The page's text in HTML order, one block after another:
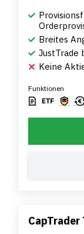
Breites
JustTrade
Keine
Funktionen